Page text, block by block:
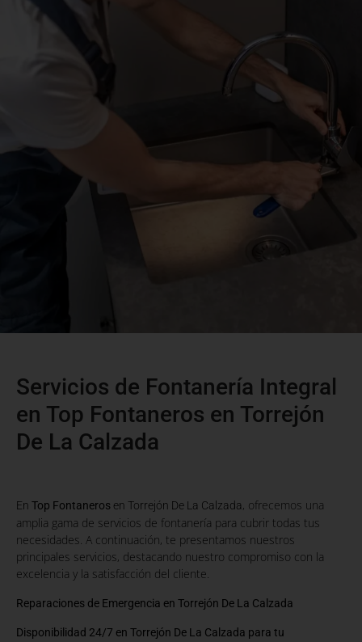
Servicios de Fontanería Integral
en Top Fontaneros en Torrejón
De La Calzada
En Top Fontaneros en Torrejón De La Calzada, ofrecemos una
amplia gama de servicios de fontanería para cubrir todas tus
necesidades. A continuación, te presentamos nuestros
principales servicios, destacando nuestro compromiso con la
excelencia y la satisfacción del cliente.
Reparaciones de Emergencia en Torrejón De La Calzada
Disponibilidad 24/7 en Torrejón De La Calzada para tu